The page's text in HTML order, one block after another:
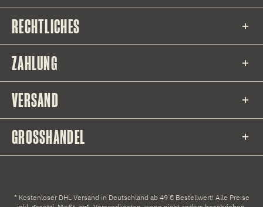
RECHTLICHES
ZAHLUNG
VERSAND
GROSSHANDEL
* Kostenloser DHL Versand in Deutschland ab 49 € Bestellwert! Alle Preise